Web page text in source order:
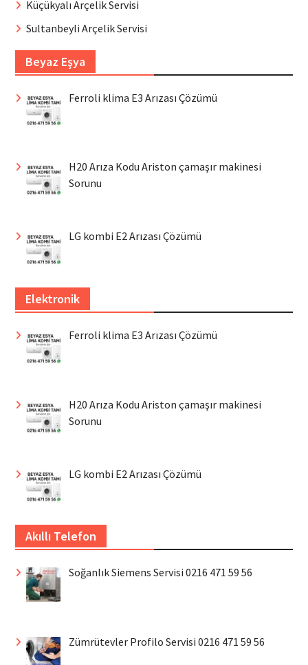
Küçükyalı Arçelik Servisi
Sultanbeyli Arçelik Servisi
Beyaz Eşya
Ferroli klima E3 Arızası Çözümü
H20 Arıza Kodu Ariston çamaşır makinesi
Sorunu
LG kombi E2 Arızası Çözümü
Elektronik
Ferroli klima E3 Arızası Çözümü
H20 Arıza Kodu Ariston çamaşır makinesi
Sorunu
LG kombi E2 Arızası Çözümü
Akıllı Telefon
Soğanlık Siemens Servisi 0216 471 59 56
Zümrütevler Profilo Servisi 0216 471 59 56